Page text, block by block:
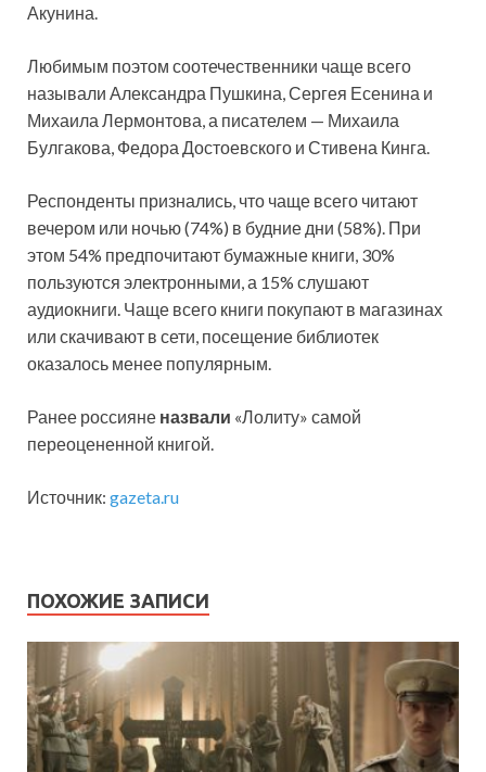
Акунина.
Любимым поэтом соотечественники чаще всего
называли Александра Пушкина, Сергея Есенина и
Михаила Лермонтова, а писателем — Михаила
Булгакова, Федора Достоевского и Стивена Кинга.
Респонденты признались, что чаще всего читают
вечером или ночью (74%) в будние дни (58%). При
этом 54% предпочитают бумажные книги, 30%
пользуются электронными, а 15% слушают
аудиокниги. Чаще всего книги покупают в магазинах
или скачивают в сети, посещение библиотек
оказалось менее популярным.
Ранее россияне назвали «Лолиту» самой
переоцененной книгой.
Источник: gazeta.ru
ПОХОЖИЕ ЗАПИСИ